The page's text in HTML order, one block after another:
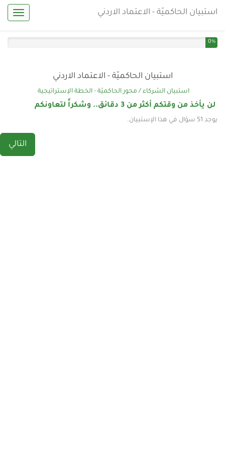
استبيان الحاكميّة - الاعتماد الاردني
You have completed 0% of this survey
0%
استبيان الحاكميّة - الاعتماد الاردني
استبيان الشركاء / محور الحاكميّة - الخطة الإستراتيجية
لن يأخذ من وقتكم أكثر من 3 دقائق.. وشكراً لتعاونكم
يوجد 51 سؤال في هذا الإستبيان.
التالي